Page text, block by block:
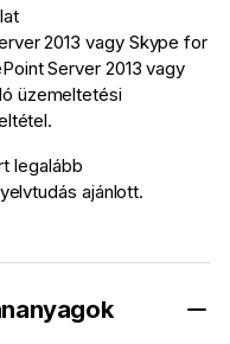
2013 vagy Skype for
Server 2013 vagy
üzemeltetési
legalább
ajánlott.